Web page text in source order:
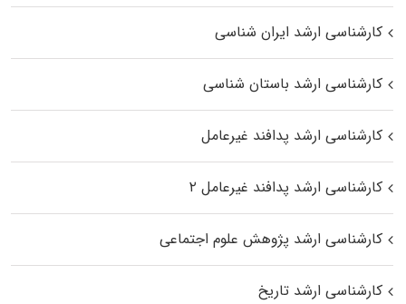
کارشناسی ارشد ایران شناسی
کارشناسی ارشد باستان شناسی
کارشناسی ارشد پدافند غیرعامل
کارشناسی ارشد پدافند غیرعامل ۲
کارشناسی ارشد پژوهش علوم اجتماعی
کارشناسی ارشد تاریخ